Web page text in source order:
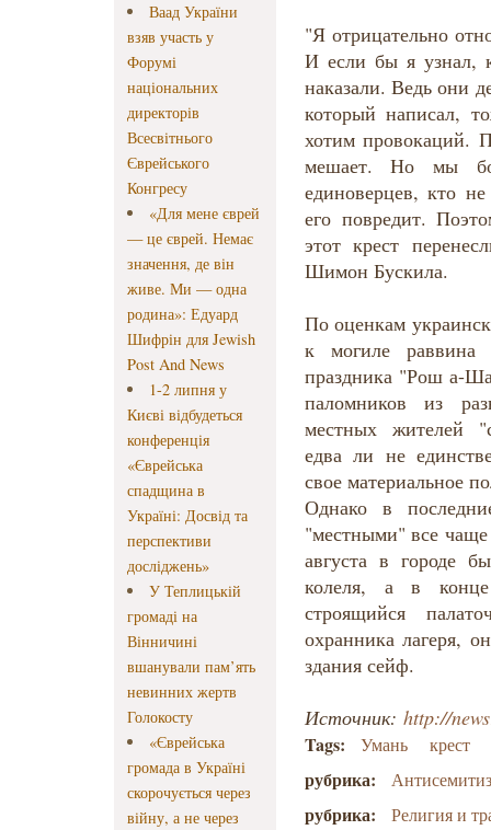
Ваад України
взяв участь у
Форумі
національних
директорів
Всесвітнього
Єврейського
Конгресу
«Для мене єврей
— це єврей. Немає
значення, де він
живе. Ми — одна
родина»: Едуард
Шифрін для Jewish
Post And News
1-2 липня у
Києві відбудеться
конференція
«Єврейська
спадщина в
Україні: Досвід та
перспективи
досліджень»
У Теплицькій
громаді на
Вінничині
вшанували пам’ять
невинних жертв
Голокосту
«Єврейська
громада в Україні
скорочується через
війну, а не через
"Я отрицательно
И если бы я узнал,
наказали. Ведь они
который написал,
хотим провокаций.
мешает. Но мы
единоверцев, кто
его повредит.
этот крест
Шимон Бускила.
По оценкам
к могиле
праздника "Рош а-
паломников из
местных жителей
едва ли не
свое материальное
Однако в
"местными" все
августа в городе
колеля, а в
строящийся
охранника лагеря,
здания сейф.
Источник: http://
Tags: Умань крест
рубрика:
рубрика: Религия и